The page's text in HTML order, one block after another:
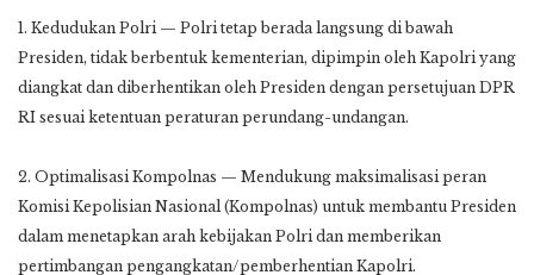
1. Kedudukan Polri — Polri tetap berada langsung di bawah
Presiden, tidak berbentuk kementerian, dipimpin oleh Kapolri yang
diangkat dan diberhentikan oleh Presiden dengan persetujuan DPR
RI sesuai ketentuan peraturan perundang-undangan.
2. Optimalisasi Kompolnas — Mendukung maksimalisasi peran
Komisi Kepolisian Nasional (Kompolnas) untuk membantu Presiden
dalam menetapkan arah kebijakan Polri dan memberikan
pertimbangan pengangkatan/pemberhentian Kapolri.